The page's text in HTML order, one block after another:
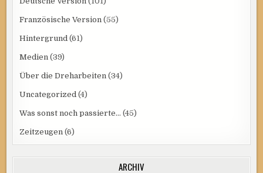
Französische Version (55)
Hintergrund (61)
Medien (39)
Über die Dreharbeiten (34)
Uncategorized (4)
Was sonst noch passierte… (45)
Zeitzeugen (6)
ARCHIV